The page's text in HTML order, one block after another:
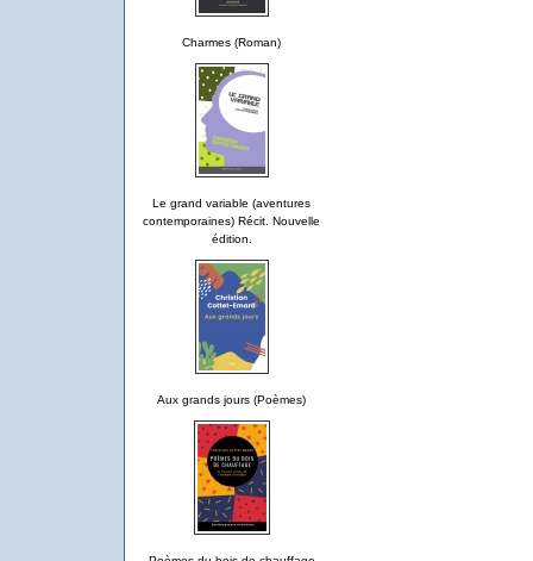
Charmes (Roman)
Le grand variable (aventures
contemporaines) Récit. Nouvelle
édition.
Aux grands jours (Poèmes)